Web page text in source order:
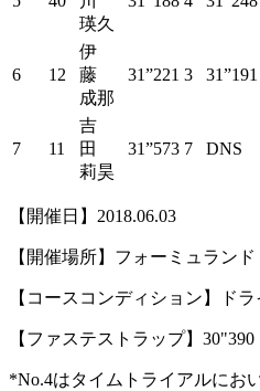
瑛久
6 12
伊
藤
成那
31”221 3 31”191
7 11
吉
田
莉昊
31”573 7 DNS
【開催日】2018.06.03
【開催場所】フォーミュラン
【コースコンディション】ドラ
【ファステストラップ】
*No.4はタイムトライアルにお